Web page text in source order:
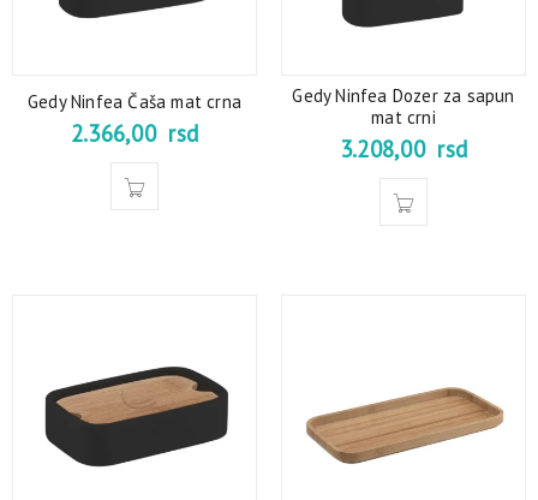
Gedy Ninfea Čaša mat crna
2.366,00 rsd
Gedy Ninfea Dozer za sapun
mat crni
3.208,00 rsd